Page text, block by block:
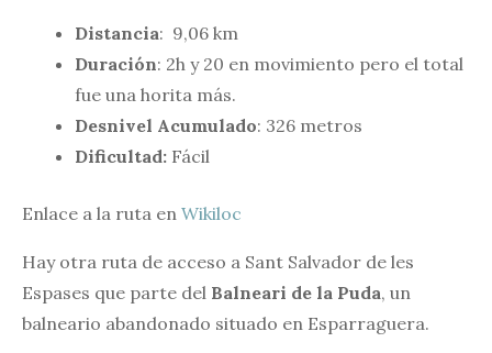
Distancia: 9,06 km
Duración: 2h y 20 en movimiento pero el total
fue una horita más.
Desnivel Acumulado: 326 metros
Dificultad: Fácil
Enlace a la ruta en Wikiloc
Hay otra ruta de acceso a Sant Salvador de les
Espases que parte del Balneari de la Puda, un
balneario abandonado situado en Esparraguera.